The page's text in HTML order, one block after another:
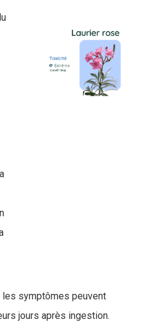
les symptômes peuvent
jours après ingestion.